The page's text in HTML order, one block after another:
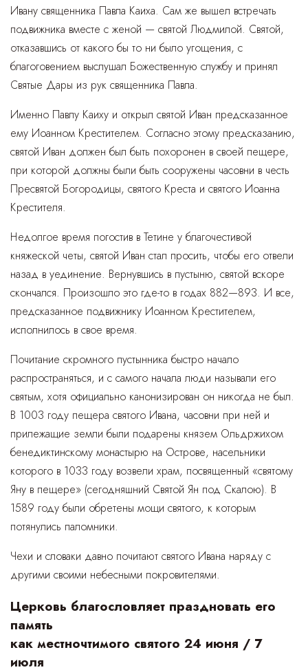
Ивану священника Павла Каиха. Сам же вышел встречать
подвижника вместе с женой — святой Людмилой. Святой,
отказавшись от какого бы то ни было угощения, с
благоговением выслушал Божественную службу и принял
Святые Дары из рук священника Павла.
Именно Павлу Каиху и открыл святой Иван предсказанное
ему Иоанном Крестителем. Согласно этому предсказанию,
святой Иван должен был быть похоронен в своей пещере,
при которой должны были быть сооружены часовни в честь
Пресвятой Богородицы, святого Креста и святого Иоанна
Крестителя.
Недолгое время погостив в Тетине у благочестивой
княжеской четы, святой Иван стал просить, чтобы его отвели
назад в уединение. Вернувшись в пустыню, святой вскоре
скончался. Произошло это где-то в годах 882—893. И все,
предсказанное подвижнику Иоанном Крестителем,
исполнилось в свое время.
Почитание скромного пустынника быстро начало
распространяться, и с самого начала люди называли его
святым, хотя официально канонизирован он никогда не был.
В 1003 году пещера святого Ивана, часовни при ней и
прилежащие земли были подарены князем Ольдржихом
бенедиктинскому монастырю на Острове, насельники
которого в 1033 году возвели храм, посвященный «святому
Яну в пещере» (сегодняшний Святой Ян под Скалою). В
1589 году были обретены мощи святого, к которым
потянулись паломники.
Чехи и словаки давно почитают святого Ивана наряду с
другими своими небесными покровителями.
Церковь благословляет праздновать его
память
как местночтимого святого 24 июня / 7
июля